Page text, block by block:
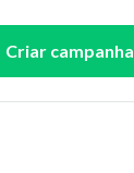
Criar campanha